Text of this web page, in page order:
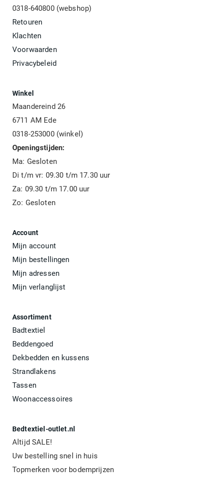
0318-640800 (webshop)
Retouren
Klachten
Voorwaarden
Privacybeleid
Winkel
Maandereind 26
6711 AM Ede
0318-253000 (winkel)
Openingstijden:
Ma: Gesloten
Di t/m vr: 09.30 t/m 17.30 uur
Za: 09.30 t/m 17.00 uur
Zo: Gesloten
Account
Mijn account
Mijn bestellingen
Mijn adressen
Mijn verlanglijst
Assortiment
Badtextiel
Beddengoed
Dekbedden en kussens
Strandlakens
Tassen
Woonaccessoires
Bedtextiel-outlet.nl
Altijd SALE!
Uw bestelling snel in huis
Topmerken voor bodemprijzen